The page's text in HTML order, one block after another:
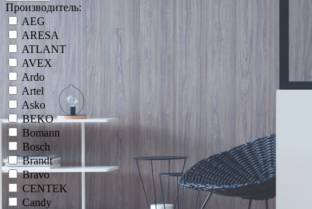
Производитель:
AEG
ARESA
ATLANT
AVEX
Ardo
Artel
Asko
BEKO
Bomann
Bosch
Brandt
Bravo
CENTEK
Candy